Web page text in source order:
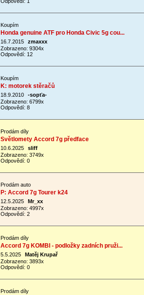
Koupím
Honda genuine ATF pro Honda Civic 5g cou...
16.7.2015
zmaxxx
Zobrazeno: 9304x
Odpovědí: 12
Koupím
K: motorek stěračů
18.9.2010
-sopťa-
Zobrazeno: 6799x
Odpovědí: 8
Prodám díly
Světlomety Accord 7g předface
10.6.2025
sliff
Zobrazeno: 3749x
Odpovědí: 0
Prodám auto
P: Accord 7g Tourer k24
12.5.2025
Mr_xx
Zobrazeno: 4997x
Odpovědí: 2
Prodám díly
Accord 7g KOMBI - podložky zadních pruži...
5.5.2025
Matěj Krupař
Zobrazeno: 3893x
Odpovědí: 0
Prodám díly